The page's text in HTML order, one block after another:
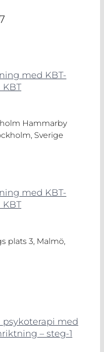
med KBT-
KBT
Hammarby
Sverige
med KBT-
KBT
plats 3, Malmö,
med
– steg-1